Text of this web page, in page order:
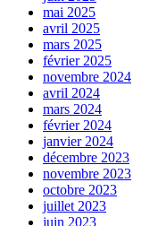
mai 2025
avril 2025
mars 2025
février 2025
novembre 2024
avril 2024
mars 2024
février 2024
janvier 2024
décembre 2023
novembre 2023
octobre 2023
juillet 2023
juin 2023